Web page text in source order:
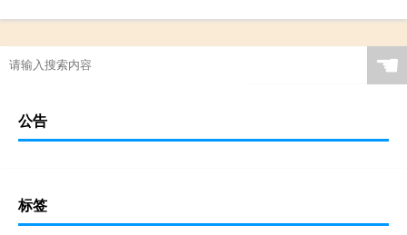
☚
公告
标签